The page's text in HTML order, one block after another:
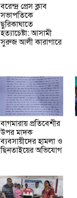
বরেন্দ্র প্রেস ক্লাব
সভাপতিকে
ছুরিকাঘাতে
হত্যাচেষ্টা: আসামী
সুরুজ আলী কারাগারে
বাগমারায় প্রতিবেশীর
উপর মাদক
ব্যবসায়ীদের হামলা ও
ছিনতাইয়ের অভিযোগ